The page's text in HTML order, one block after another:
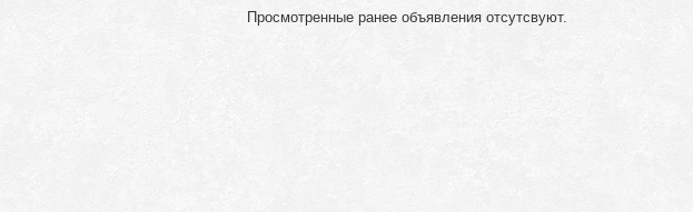
Просмотренные ранее объявления отсутсвуют.